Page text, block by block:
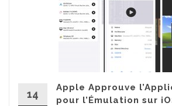
14
Apple Approuve
pour l’Émulation sur